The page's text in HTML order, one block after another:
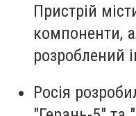
Пристрій
компоненти,
розроблений
Росія